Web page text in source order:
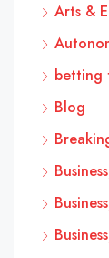
Arts &
betting
Blog